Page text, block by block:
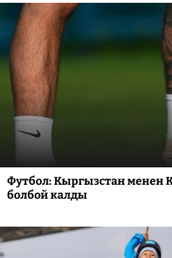
Футбол: Кыргызстан менен
болбой калды